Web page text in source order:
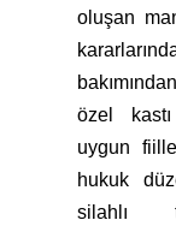
oluşan
özel
uygun
hukuk
silahlı